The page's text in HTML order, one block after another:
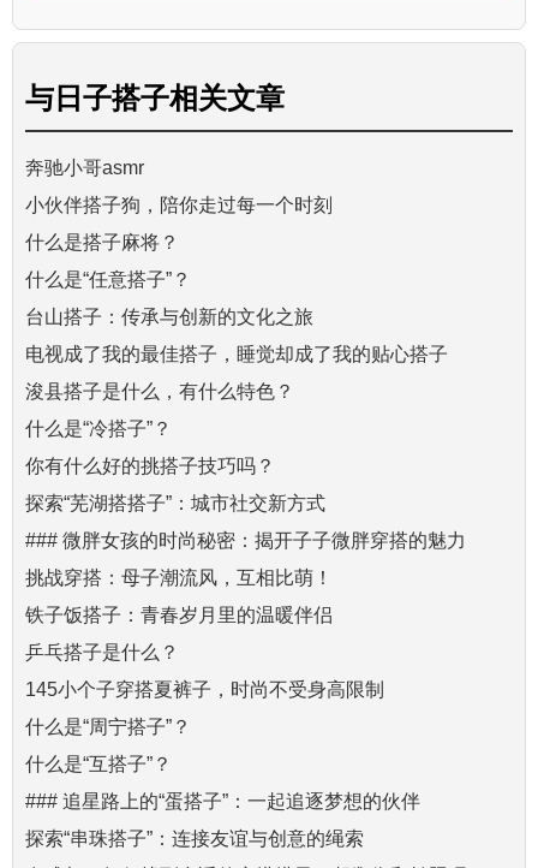
与 日子搭子相关文章
奔驰小哥asmr
小伙伴搭子狗，陪你走过每一个时刻
什么是搭子麻将？
什么是“任意搭子”？
台山搭子：传承与创新的文化之旅
电视成了我的最佳搭子，睡觉却成了我的贴心搭子
浚县搭子是什么，有什么特色？
什么是“冷搭子”？
你有什么好的挑搭子技巧吗？
探索“芜湖搭搭子”：城市社交新方式
### 微胖女孩的时尚秘密：揭开子子微胖穿搭的魅力
挑战穿搭：母子潮流风，互相比萌！
铁子饭搭子：青春岁月里的温暖伴侣
乒乓搭子是什么？
145小个子穿搭夏裤子，时尚不受身高限制
什么是“周宁搭子”？
什么是“互搭子”？
### 追星路上的“蛋搭子”：一起追逐梦想的伙伴
探索“串珠搭子”：连接友谊与创意的绳索